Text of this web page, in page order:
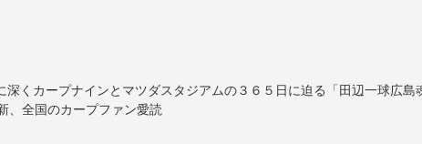
くカープナインとマツダスタジアムの３６５日に迫る「田辺一球広島
、全国のカープファン愛読